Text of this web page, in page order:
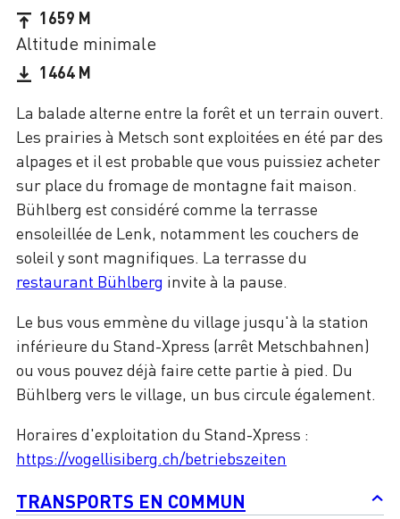
La balade alterne entre la forêt et un terrain ouvert.
Les prairies à Metsch sont exploitées en été par des
alpages et il est probable que vous puissiez acheter
sur place du fromage de montagne fait maison.
Bühlberg est considéré comme la terrasse
ensoleillée de Lenk, notamment les couchers de
soleil y sont magnifiques. La terrasse du
restaurant Bühlberg invite à la pause.
Le bus vous emmène du village jusqu'à la station
inférieure du Stand-Xpress (arrêt Metschbahnen)
ou vous pouvez déjà faire cette partie à pied. Du
Bühlberg vers le village, un bus circule également.
Horaires d'exploitation du Stand-Xpress :
https://vogellisiberg.ch/betriebszeiten
TRANSPORTS EN COMMUN
1659 M
Altitude minimale
1464 M